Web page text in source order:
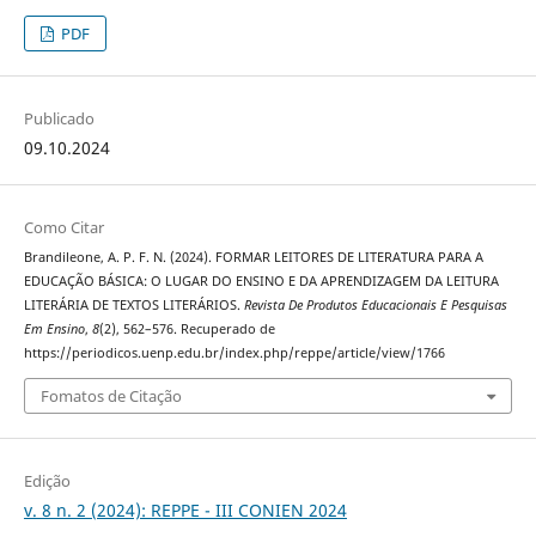
PDF
Publicado
09.10.2024
Como Citar
Brandileone, A. P. F. N. (2024). FORMAR LEITORES DE LITERATURA PARA A
EDUCAÇÃO BÁSICA: O LUGAR DO ENSINO E DA APRENDIZAGEM DA LEITURA
LITERÁRIA DE TEXTOS LITERÁRIOS. Revista De Produtos Educacionais E Pesquisas
Em Ensino, 8(2), 562–576. Recuperado de
https://periodicos.uenp.edu.br/index.php/reppe/article/view/1766
Fomatos de Citação
Edição
v. 8 n. 2 (2024): REPPE - III CONIEN 2024